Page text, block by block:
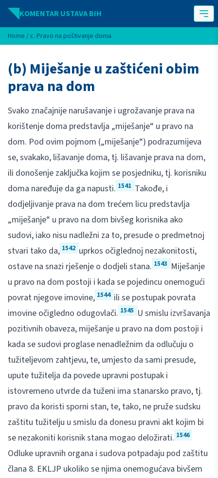
Idi na sadržaj
KOMENTAR USTAVA BIH
Home / c. Pravo na poštivanje doma
(b) Miješanje u zaštićeni obim
prava na dom
Svako značajnije narušavanje i ugrožavanje prava na
korištenje doma predstavlja „miješanje“ u pravo na
dom. Pod ovim pojmom („miješanje“) podrazumijeva
se, svakako, lišavanje doma, tj. lišavanje prava na dom,
ili donošenje zaključka kojim se posjedniku, tj. korisniku
doma naređuje da ga napusti. 1541 Takođe, i
dodjeljivanje prava na dom trećem licu predstavlja
„miješanje“ u pravo na dom bivšeg korisnika ako
sudovi, iako nisu nadležni za to, presude o predmetnoj
stvari tako da, 1542 uprkos očiglednoj nezakonitosti,
ostave na snazi rješenje o dodjeli stana. 1543 Miješanje
u pravo na dom postoji i kada se pojedincu onemogući
povrat njegove imovine, 1544 ili se postupak povrata
imovine očigledno odugovlači. 1545 U smislu izvršavanja
pozitivnih obaveza, miješanje u pravo na dom postoji i
kada se sudovi proglase nenadležnim da odlučuju o
tužiteljevom zahtjevu, te, umjesto da sami presude,
upute tužitelja da povede upravni postupak i
istovremeno utvrde da tuženi ima stanarsko pravo, tj.
pravo da koristi sporni stan, te, tako, ne pruže sudsku
zaštitu tužitelju u smislu da donesu pravni akt kojim bi
se nezakoniti korisnik stana mogao deložirati. 1546
Odluke upravnih organa i sudova potpadaju pod zaštitu
člana 8. EKLJP ukoliko se njima onemogućava bivšem